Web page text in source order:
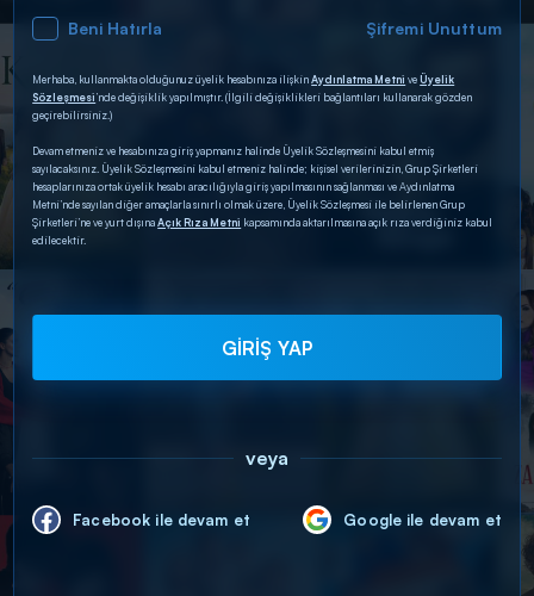
DİĞER SONUÇLAR
Beni Hatırla Şifremi Unuttum
Merhaba, kullanmakta olduğunuz üyelik hesabınıza ilişkinAydınlatma Metni veÜyelik
Sözleşmesi’nde değişiklik yapılmıştır. (İlgili değişiklikleri bağlantıları kullanarak gözden
geçirebilirsiniz.)
Devam etmeniz ve hesabınıza giriş yapmanız halinde Üyelik Sözleşmesini kabul etmiş
sayılacaksınız. Üyelik Sözleşmesini kabul etmeniz halinde; kişisel verilerinizin, Grup Şirketleri
hesaplarınıza ortak üyelik hesabı aracılığıyla giriş yapılmasının sağlanması ve Aydınlatma
Metni’nde sayılan diğer amaçlarla sınırlı olmak üzere, Üyelik Sözleşmesi ile belirlenen Grup
Şirketleri’ne ve yurt dışınaAçık Rıza Metni kapsamında aktarılmasına açık rıza verdiğiniz kabul
edilecektir.
GİRİŞ YAP
veya
Facebook ile devam et Google ile devam et